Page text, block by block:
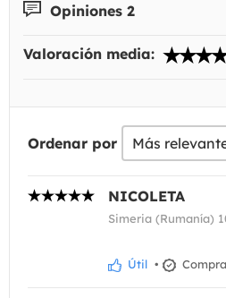
Opiniones 2
Valoración media:
Ordenar por
NICOLETA
Simeria (Rumanía)
Útil •